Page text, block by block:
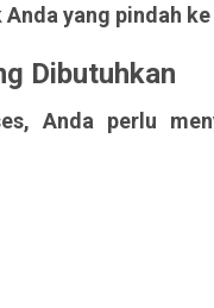
Anda yang pindah
Dibutuhkan
Anda perlu